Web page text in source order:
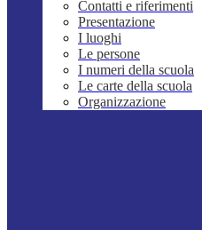
Contatti e riferimenti
Presentazione
I luoghi
Le persone
I numeri della scuola
Le carte della scuola
Organizzazione